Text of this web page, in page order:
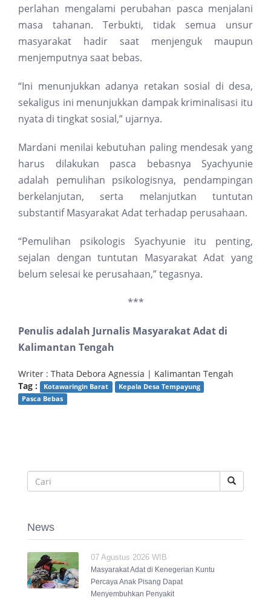
perlahan mengalami perubahan pasca menjalani
masa tahanan. Terbukti, tidak semua unsur
masyarakat hadir saat menjenguk maupun
menjemputnya saat bebas.
“Ini menunjukkan adanya retakan sosial di desa,
sekaligus ini menunjukkan dampak kriminalisasi itu
nyata di tingkat sosial,” ujarnya.
Mardani menilai kebutuhan paling mendesak yang
harus dilakukan pasca bebasnya Syachyunie
adalah pemulihan psikologisnya, pendampingan
berkelanjutan, serta melanjutkan tuntutan
substantif Masyarakat Adat terhadap perusahaan.
“Pemulihan psikologis Syachyunie itu penting,
sejalan dengan tuntutan Masyarakat Adat yang
belum selesai ke perusahaan,” tegasnya.
***
Penulis adalah Jurnalis Masyarakat Adat di
Kalimantan Tengah
Writer : Thata Debora Agnessia | Kalimantan Tengah
Tag :
Kotawaringin Barat
Kepala Desa Tempayung
Pasca Bebas
News
07 Agustus 2026 WIB
Masyarakat Adat di Kenegerian Kuntu
Percaya Anak Pisang Dapat
Menyembuhkan Penyakit